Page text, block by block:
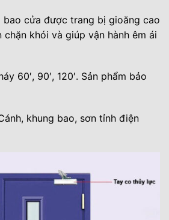
bao cửa được trang bị gioăng cao
khói và giúp vận hành êm ái
60′, 90′, 120′. Sản phẩm bảo
khung bao, sơn tỉnh điện